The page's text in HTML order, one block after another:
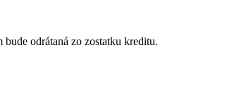
odrátaná zo zostatku kreditu.